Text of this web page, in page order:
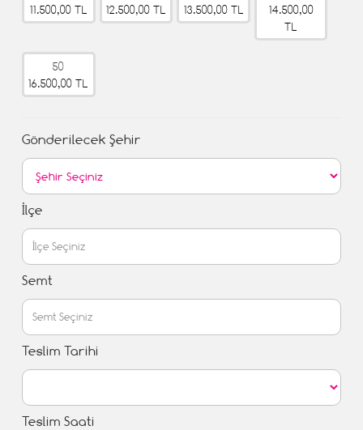
11.500,00 TL
12.500,00 TL
13.500,00 TL
14.500,00
TL
50
16.500,00 TL
Gönderilecek Şehir
İlçe
Semt
Teslim Tarihi
Teslim Saati